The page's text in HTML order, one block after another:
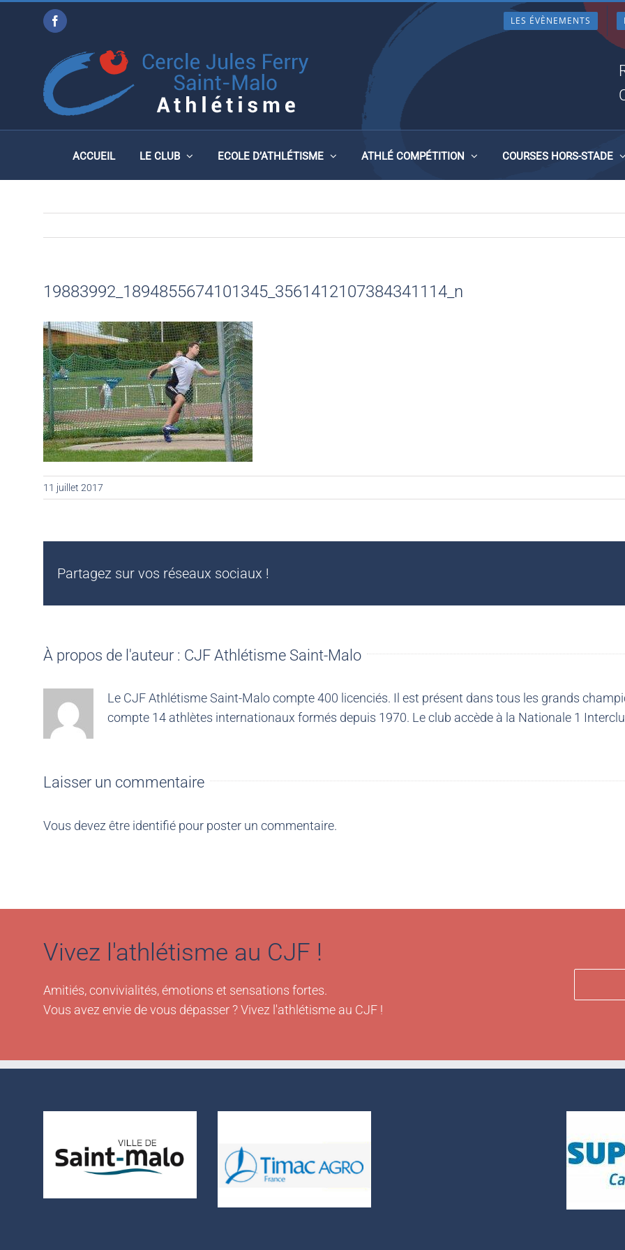
Facebook LES ÉVÈNEMENTS
ACCUEIL LE CLUB ECOLE D’ATHLÉTISME ATHLÉ COMPÉTITION COURSES HORS-STADE
19883992_1894855674101345_3561412107384341114_n
11 juillet 2017
Partagez sur vos réseaux sociaux !
À propos de l'auteur : CJF Athlétisme Saint-Malo
Le CJF Athlétisme Saint-Malo compte 400 licenciés. Il est présent dans tous les grands
compte 14 athlètes internationaux formés depuis 1970. Le club accède à la Nationale 1
Laisser un commentaire
Vous devez être identifié pour poster un commentaire.
Vivez l'athlétisme au CJF !
Amitiés, convivialités, émotions et sensations fortes.
Vous avez envie de vous dépasser ? Vivez l'athlétisme au CJF !